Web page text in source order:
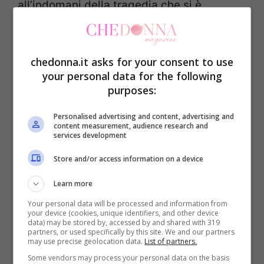
all’indomani della tragedia che si è
consumata la scorsa settimana, si
moltiplicano le rivendicazioni degli
estremisti islamici. Dopo l’appello del
gruppo AlQaeda yemenita, questa mattina,
appello ai leader mondiali affinché fermino
condannando inoltre le nuove
pubblicazioni del settimanale satirico.
I Talebani afghani in un comunicato
condannano “con forza questa azione
ripugnante e disumana e di considerare i
chedonna.it asks for your consent to use
your personal data for the following
purposes:
Personalised advertising and content, advertising and
content measurement, audience research and
services development
Store and/or access information on a device
Learn more
Your personal data will be processed and information from
your device (cookies, unique identifiers, and other device
data) may be stored by, accessed by and shared with 319
partners, or used specifically by this site. We and our partners
may use precise geolocation data. List of partners.
Some vendors may process your personal data on the basis